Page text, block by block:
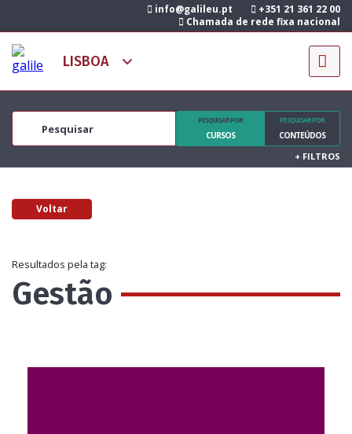
info@galileu.pt
+351 21 361 22 00
Chamada de rede fixa nacional
PESQUISAR POR
CURSOS
PESQUISAR POR
CONTEÚDOS
+ FILTROS
Voltar
Resultados pela tag:
Gestão